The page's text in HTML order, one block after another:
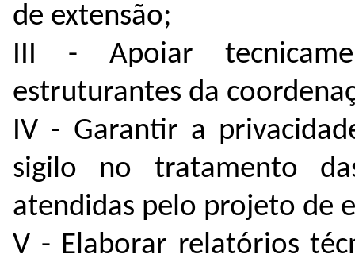
de extensão;
III - Apoiar
estruturantes da
IV - Garantir a
sigilo no tratamento
atendidas pelo projeto de
V - Elaborar relatórios